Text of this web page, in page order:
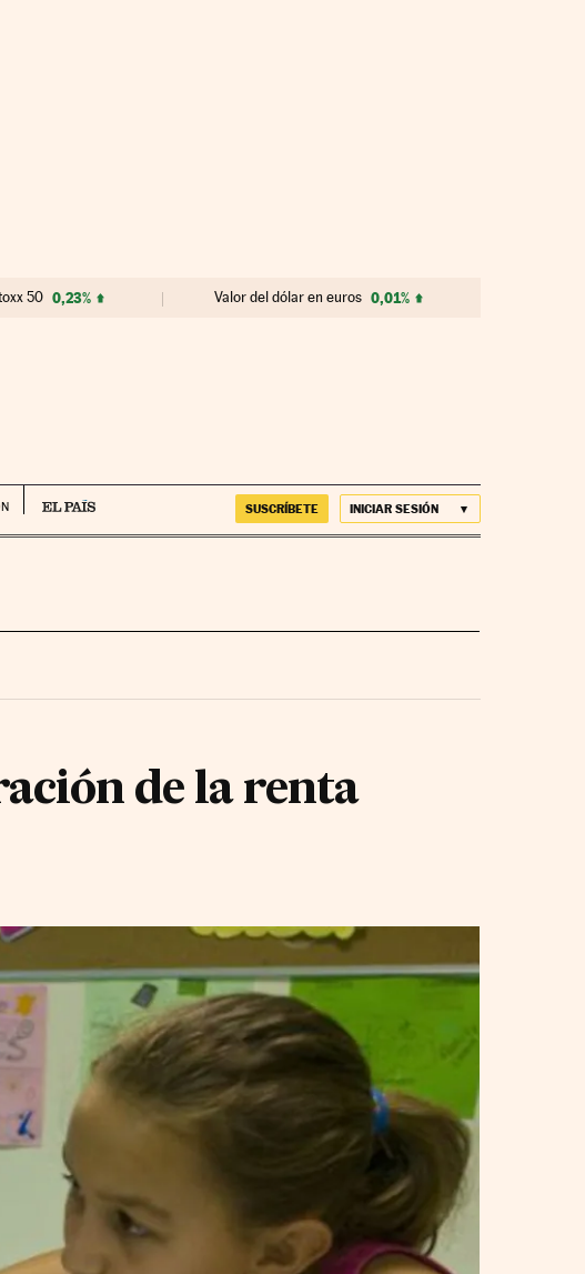
50 0,23% Valor del dólar en euros 0,01%
SUSCRÍBETE INICIAR SESIÓN
de la renta